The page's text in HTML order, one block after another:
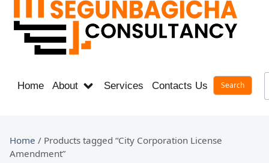
Home About Services Contacts Us Career
Home / Products tagged “City Corporation License
Amendment”